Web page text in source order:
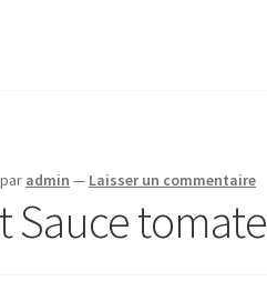
par admin — Laisser un commentaire
Sauce tomate